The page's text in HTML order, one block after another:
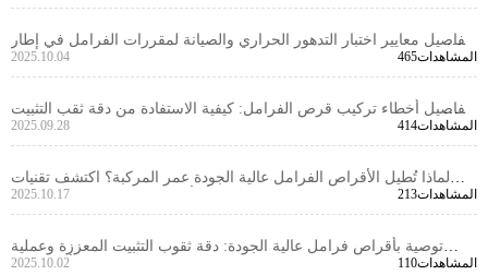
تفاصيل معايير اختبار التدهور الحراري والصيانة لمقررات الفرامل في إطار
2025.10.04 465المشاهدات
تفاصيل أخطاء تركيب قرص الفرامل: كيفية الاستفادة من دقة ثقب التثبيت
لضمان سلامة نظام الفرامل
2025.09.28 414المشاهدات
لماذا تُطيل الأقراص الفرامل عالية الجودة عمر المركبة؟ اكتشف تقنيات
الوقاية من الصدأ وأفضل الممارسات في التصنيع
2025.10.17 213المشاهدات
توصية بأقراص فرامل عالية الجودة: دقة ثقوب التثبيت المعززة وعملية
الخراطة الدقيقة لضمان أداء متميز
2025.10.02 110المشاهدات